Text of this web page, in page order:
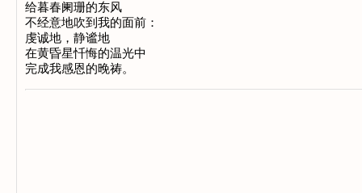
给暮春阑珊的东风
不经意地吹到我的面前：
虔诚地，静谧地
在黄昏星忏悔的温光中
完成我感恩的晚祷。